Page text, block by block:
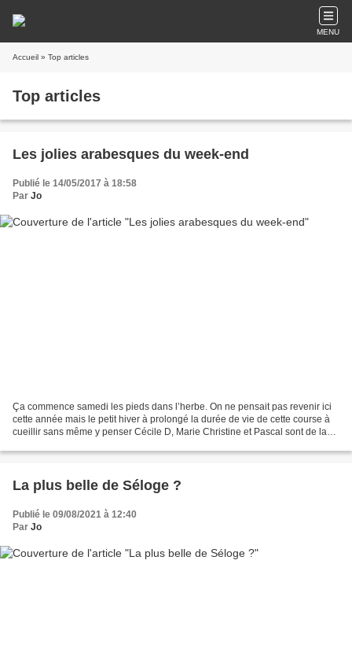
MENU
Accueil » Top articles
Top articles
Les jolies arabesques du week-end
Publié le 14/05/2017 à 18:58
Par Jo
Ça commence samedi les pieds dans l’herbe. On ne pensait pas revenir ici
cette année mais le petit hiver à prolongé la durée de vie de cette course à
cueillir sans même y penser Cécile D, Marie Christine et Pascal sont de la
La plus belle de Séloge ?
Publié le 09/08/2021 à 12:40
Par Jo